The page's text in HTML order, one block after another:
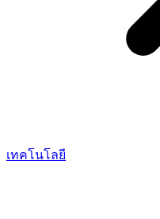
เทคโนโลยี